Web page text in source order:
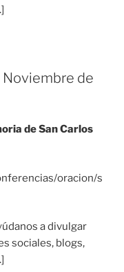
Noviembre de
de San Carlos
oracion/s
a divulgar
sociales, blogs,